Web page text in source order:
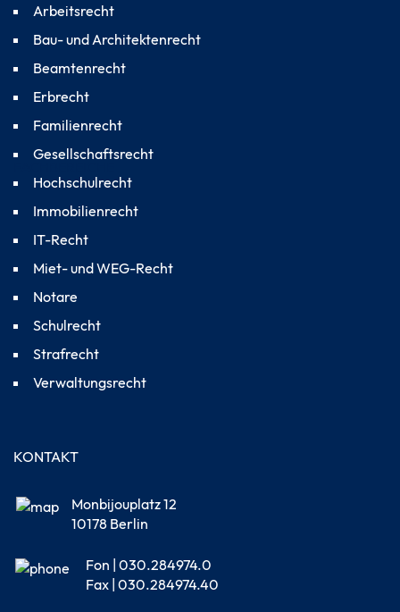
Arbeitsrecht
Bau- und Architektenrecht
Beamtenrecht
Erbrecht
Familienrecht
Gesellschaftsrecht
Hochschulrecht
Immobilienrecht
IT-Recht
Miet- und WEG-Recht
Notare
Schulrecht
Strafrecht
Verwaltungsrecht
KONTAKT
Monbijouplatz 12
10178 Berlin
Fon | 030.284974.0
Fax | 030.284974.40